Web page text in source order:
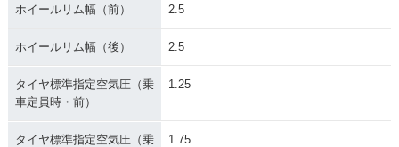
ホイールリム幅（前） 2.5
ホイールリム幅（後） 2.5
タイヤ標準指定空気圧（乗
車定員時・前）
1.25
タイヤ標準指定空気圧（乗
1.75